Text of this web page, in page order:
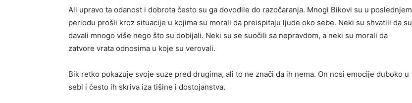
Ali upravo ta odanost i dobrota često su ga dovodile do razočaranja. Mnogi Bikovi su u poslednjem
periodu prošli kroz situacije u kojima su morali da preispitaju ljude oko sebe. Neki su shvatili da su
davali mnogo više nego što su dobijali. Neki su se suočili sa nepravdom, a neki su morali da
zatvore vrata odnosima u koje su verovali.
Bik retko pokazuje svoje suze pred drugima, ali to ne znači da ih nema. On nosi emocije duboko u
sebi i često ih skriva iza tišine i dostojanstva.